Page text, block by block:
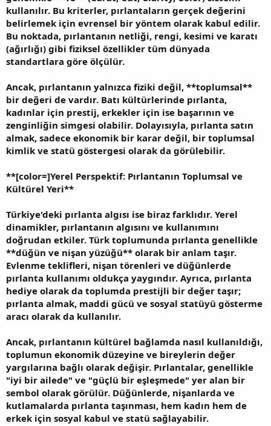
kullanılır. Bu kriterler, pırlantaların gerçek değerini
belirlemek için evrensel bir yöntem olarak kabul edilir.
Bu noktada, pırlantanın netliği, rengi, kesimi ve karatı
(ağırlığı) gibi fiziksel özellikler tüm dünyada
standartlara göre ölçülür.
Ancak, pırlantanın yalnızca fiziki değil, **toplumsal**
bir değeri de vardır. Batı kültürlerinde pırlanta,
kadınlar için prestij, erkekler için ise başarının ve
zenginliğin simgesi olabilir. Dolayısıyla, pırlanta satın
almak, sadece ekonomik bir karar değil, bir toplumsal
kimlik ve statü göstergesi olarak da görülebilir.
**[color=]Yerel Perspektif: Pırlantanın Toplumsal ve
Kültürel Yeri**
Türkiye'deki pırlanta algısı ise biraz farklıdır. Yerel
dinamikler, pırlantanın algısını ve kullanımını
doğrudan etkiler. Türk toplumunda pırlanta genellikle
**düğün ve nişan yüzüğü** olarak bir anlam taşır.
Evlenme teklifleri, nişan törenleri ve düğünlerde
pırlanta kullanımı oldukça yaygındır. Ayrıca, pırlanta
hediye olarak da toplumda prestijli bir değer taşır;
pırlanta almak, maddi gücü ve sosyal statüyü gösterme
aracı olarak da kullanılır.
Ancak, pırlantanın kültürel bağlamda nasıl kullanıldığı,
toplumun ekonomik düzeyine ve bireylerin değer
yargılarına bağlı olarak değişir. Pırlantalar, genellikle
"iyi bir ailede" ve "güçlü bir eşleşmede" yer alan bir
sembol olarak görülür. Düğünlerde, nişanlarda ve
kutlamalarda pırlanta taşınması, hem kadın hem de
erkek için sosyal kabul ve statü sağlayabilir.